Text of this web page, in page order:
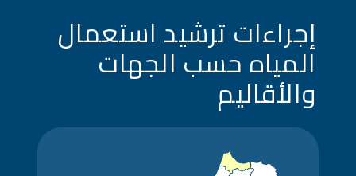
إجراءات ترشيد استعمال
المياه حسب الجهات
والأقاليم